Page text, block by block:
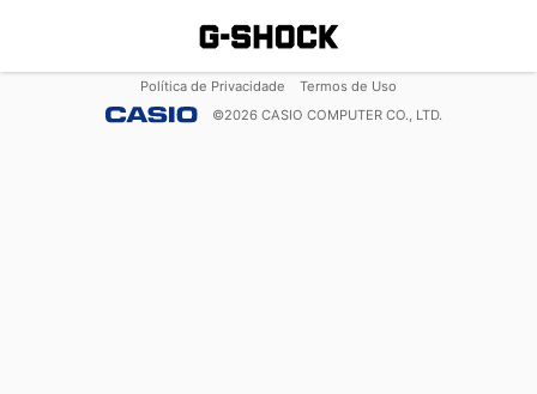
Política de Privacidade
Termos de Uso
©2026 CASIO COMPUTER CO., LTD.